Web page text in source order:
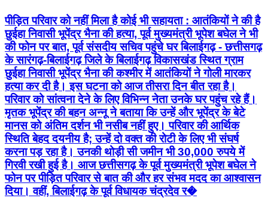
पीड़ित परिवार को नहीं मिला है कोई भी सहायता : आतंकियों ने की है
छुईहा निवासी भूपेंद्र भैना की हत्या, पूर्व मुख्यमंत्री भूपेश बघेल ने भी
की फोन पर बात, पूर्व संसदीय सचिव पहुंचे घर बिलाईगढ़ - छत्तीसगढ़
के सारंगढ़-बिलाईगढ़ जिले के बिलाईगढ़ विकासखंड स्थित ग्राम
छुईहा निवासी भूपेंद्र भैना की कश्मीर में आतंकियों ने गोली मारकर
हत्या कर दी है। इस घटना को आज तीसरा दिन बीत रहा है।
परिवार को सांत्वना देने के लिए विभिन्न नेता उनके घर पहुंच रहे हैं।
मृतक भूपेंद्र की बहन अन्नू ने बताया कि उन्हें और भूपेंद्र के बेटे
मानस को अंतिम दर्शन भी नसीब नहीं हुए। परिवार की आर्थिक
स्थिति बेहद दयनीय है; उन्हें दो वक्त की रोटी के लिए भी संघर्ष
करना पड़ रहा है। उनकी थोड़ी सी जमीन भी 30,000 रुपये में
गिरवी रखी हुई है। आज छत्तीसगढ़ के पूर्व मुख्यमंत्री भूपेश बघेल ने
फोन पर पीड़ित परिवार से बात की और हर संभव मदद का आश्वासन
दिया। वहीं, बिलाईगढ़ के पूर्व विधायक चंद्रदेव र�